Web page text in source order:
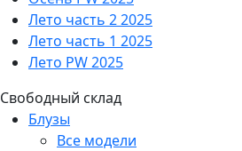
Лето часть 2 2025
Лето часть 1 2025
Лето PW 2025
Свободный склад
Блузы
Все модели